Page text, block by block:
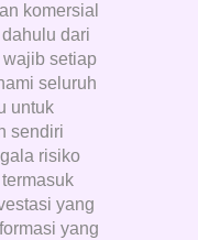
komersial
dari
wajib setiap
seluruh
untuk
sendiri
risiko
yang
yang